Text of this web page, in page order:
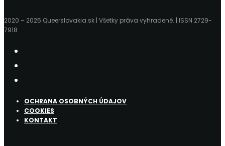
2020 – 2025 Queerslovakia.sk | Všetky práva vyhradené. | ISSN 2729-
7918
OCHRANA OSOBNÝCH ÚDAJOV
COOKIES
KONTAKT